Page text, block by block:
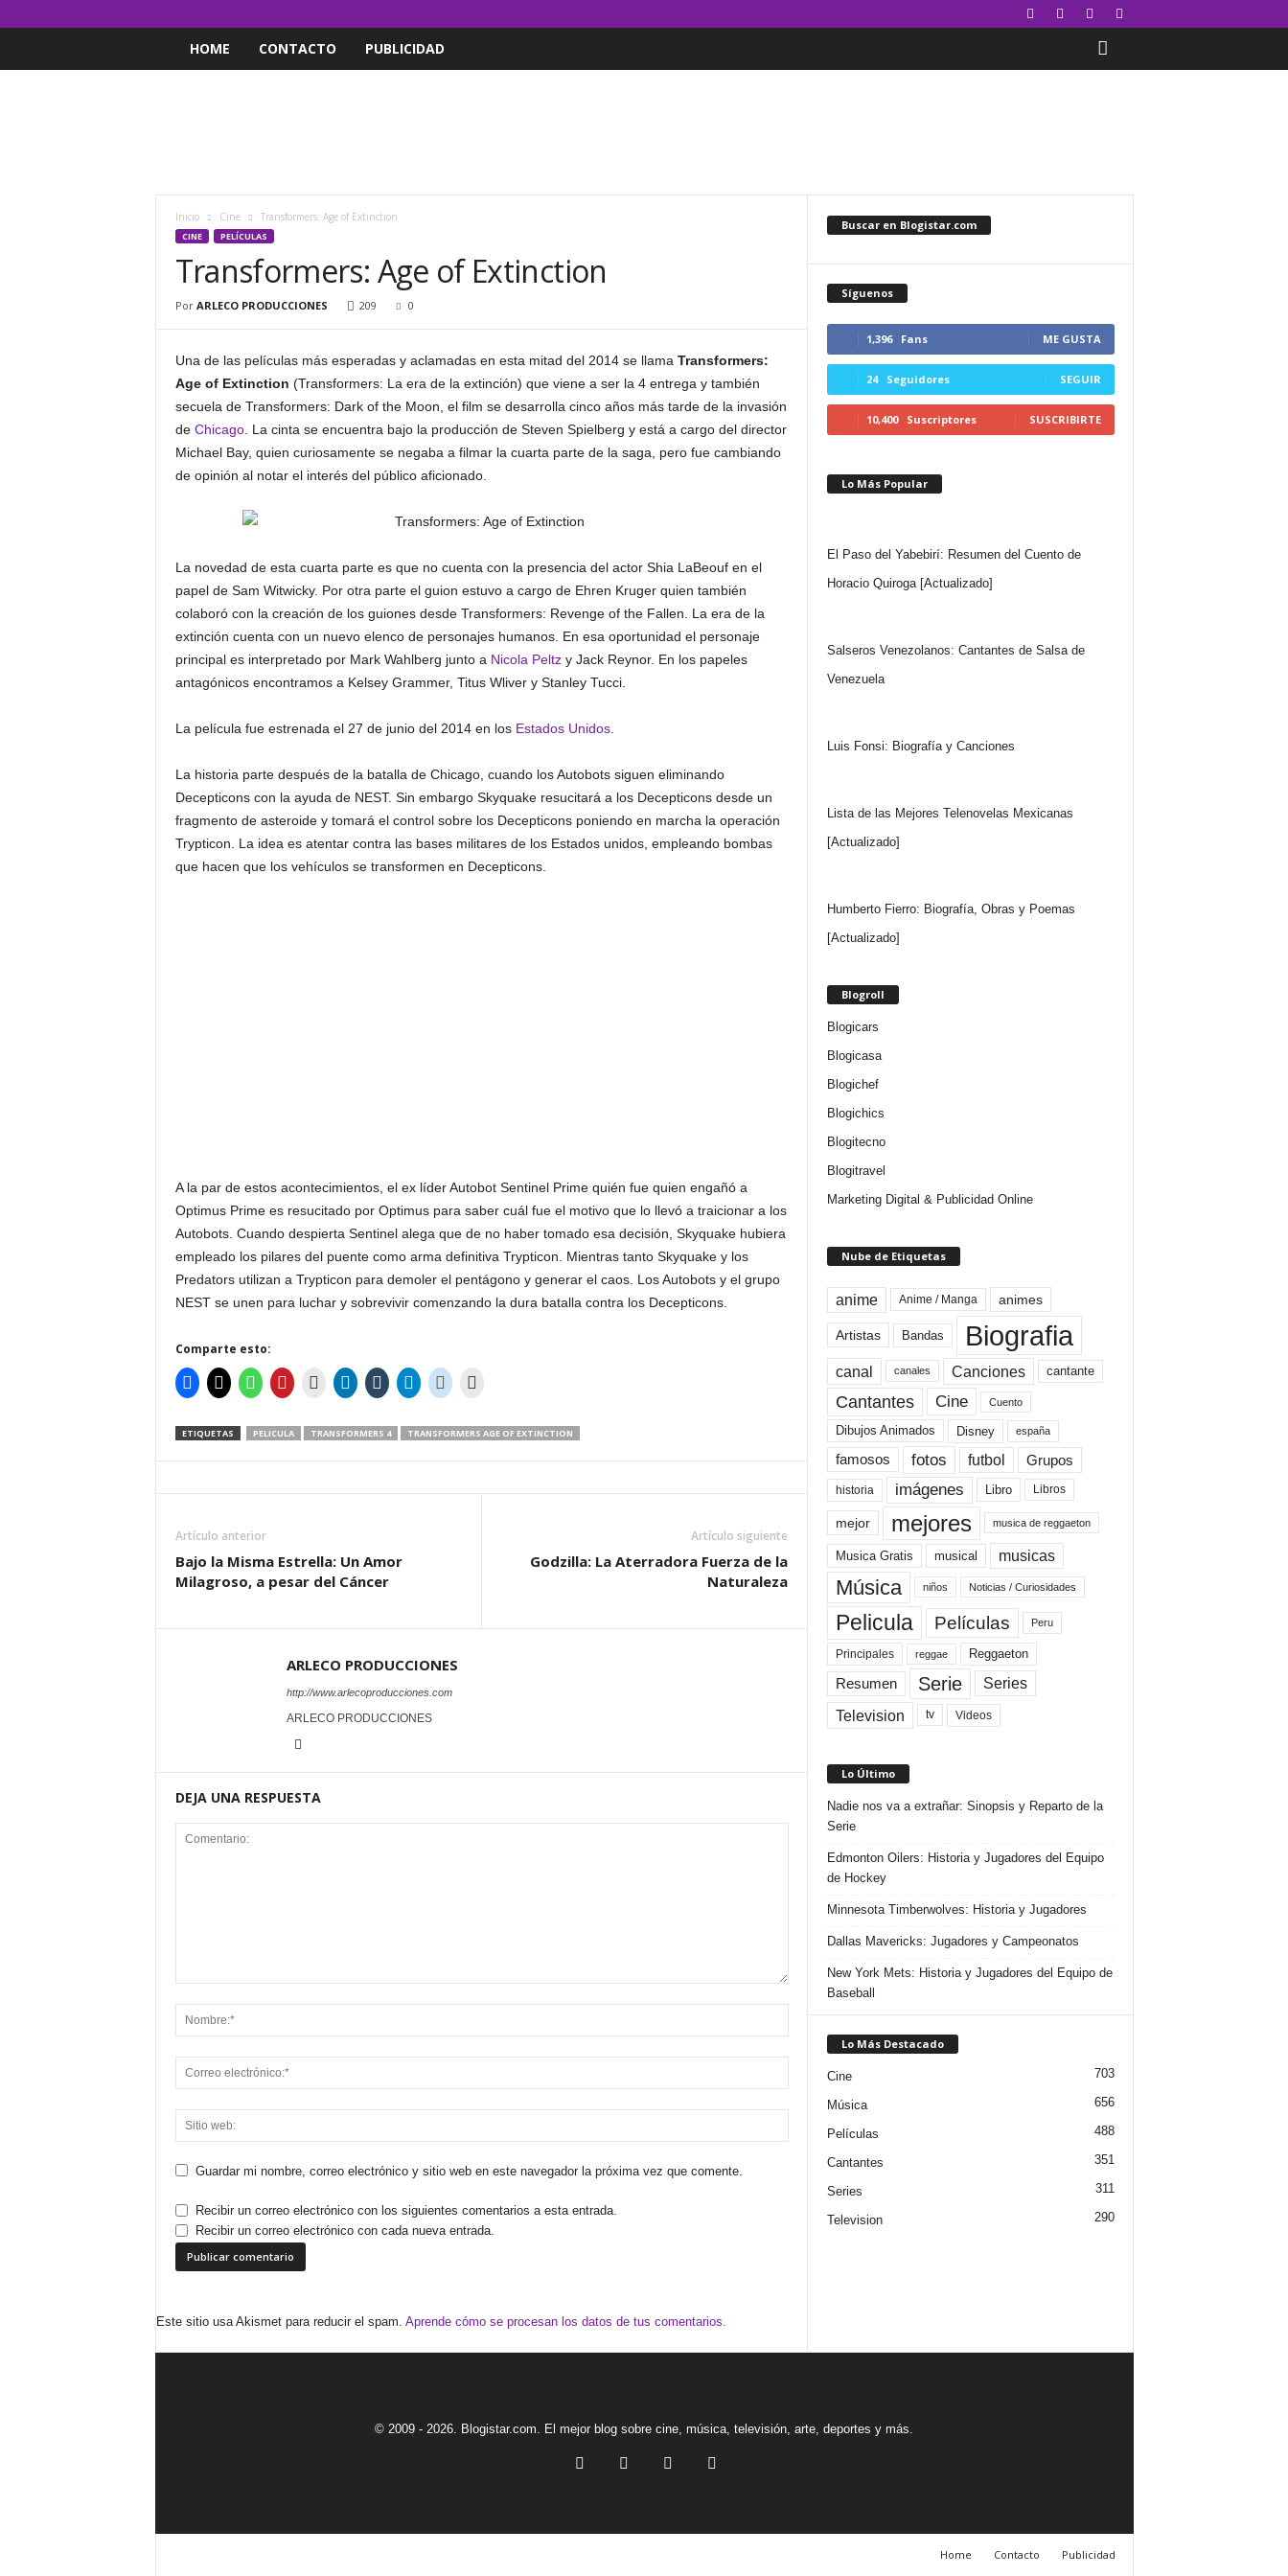
HOME CONTACTO PUBLICIDAD
Inicio Cine Transformers: Age of Extinction
CINE PELÍCULAS
Transformers: Age of Extinction
Por ARLECO PRODUCCIONES 209 0
Una de las películas más esperadas y aclamadas en esta mitad del 2014 se llama Transformers:
Age of Extinction (Transformers: La era de la extinción) que viene a ser la 4 entrega y también
secuela de Transformers: Dark of the Moon, el film se desarrolla cinco años más tarde de la invasión
de Chicago. La cinta se encuentra bajo la producción de Steven Spielberg y está a cargo del director
Michael Bay, quien curiosamente se negaba a filmar la cuarta parte de la saga, pero fue cambiando
de opinión al notar el interés del público aficionado.
La novedad de esta cuarta parte es que no cuenta con la presencia del actor Shia LaBeouf en el
papel de Sam Witwicky. Por otra parte el guion estuvo a cargo de Ehren Kruger quien también
colaboró con la creación de los guiones desde Transformers: Revenge of the Fallen. La era de la
extinción cuenta con un nuevo elenco de personajes humanos. En esa oportunidad el personaje
principal es interpretado por Mark Wahlberg junto a Nicola Peltzy Jack Reynor. En los papeles
antagónicos encontramos a Kelsey Grammer, Titus Wliver y Stanley Tucci.
La película fue estrenada el 27 de junio del 2014 en los Estados Unidos.
La historia parte después de la batalla de Chicago, cuando los Autobots siguen eliminando
Decepticons con la ayuda de NEST. Sin embargo Skyquake resucitará a los Decepticons desde un
fragmento de asteroide y tomará el control sobre los Decepticons poniendo en marcha la operación
Trypticon. La idea es atentar contra las bases militares de los Estados unidos, empleando bombas
que hacen que los vehículos se transformen en Decepticons.
A la par de estos acontecimientos, el ex líder Autobot Sentinel Prime quién fue quien engañó a
Optimus Prime es resucitado por Optimus para saber cuál fue el motivo que lo llevó a traicionar a los
Autobots. Cuando despierta Sentinel alega que de no haber tomado esa decisión, Skyquake hubiera
empleado los pilares del puente como arma definitiva Trypticon. Mientras tanto Skyquake y los
Predators utilizan a Trypticon para demoler el pentágono y generar el caos. Los Autobots y el grupo
NEST se unen para luchar y sobrevivir comenzando la dura batalla contra los Decepticons.
Comparte esto:
ETIQUETAS PELICULA TRANSFORMERS 4 TRANSFORMERS AGE OF EXTINCTION
Artículo anterior
Bajo la Misma Estrella: Un Amor
Milagroso, a pesar del Cáncer
Artículo siguiente
Godzilla: La Aterradora Fuerza de la
Naturaleza
ARLECO PRODUCCIONES
http://www.arlecoproducciones.com
ARLECO PRODUCCIONES
DEJA UNA RESPUESTA
Guardar mi nombre, correo electrónico y sitio web en este navegador la próxima vez que comente.
Recibir un correo electrónico con los siguientes comentarios a esta entrada.
Recibir un correo electrónico con cada nueva entrada.
Este sitio usa Akismet para reducir el spam. Aprende cómo se procesan los datos de tus comentarios.
Buscar en Blogistar.com
Síguenos
1,396 Fans ME GUSTA
24 Seguidores SEGUIR
10,400 Suscriptores SUSCRIBIRTE
Lo Más Popular
El Paso del Yabebirí: Resumen del Cuento de
Horacio Quiroga [Actualizado]
Salseros Venezolanos: Cantantes de Salsa de
Venezuela
Luis Fonsi: Biografía y Canciones
Lista de las Mejores Telenovelas Mexicanas
[Actualizado]
Humberto Fierro: Biografía, Obras y Poemas
[Actualizado]
Blogroll
Blogicars
Blogicasa
Blogichef
Blogichics
Blogitecno
Blogitravel
Marketing Digital & Publicidad Online
Nube de Etiquetas
anime Anime / Manga animes
Artistas Bandas Biografia
canal canales Canciones cantante
Cantantes Cine Cuento
Dibujos Animados Disney españa
famosos fotos futbol Grupos
historia imágenes Libro Libros
mejor mejores musica de reggaeton
Musica Gratis musical musicas
Música niños Noticias / Curiosidades
Pelicula Películas Peru
Principales reggae Reggaeton
Resumen Serie Series
Television tv Videos
Lo Último
Nadie nos va a extrañar: Sinopsis y Reparto de la
Serie
Edmonton Oilers: Historia y Jugadores del Equipo
de Hockey
Minnesota Timberwolves: Historia y Jugadores
Dallas Mavericks: Jugadores y Campeonatos
New York Mets: Historia y Jugadores del Equipo de
Baseball
Lo Más Destacado
Cine 703
Música 656
Películas 488
Cantantes 351
Series 311
Television 290
© 2009 - 2026. Blogistar.com. El mejor blog sobre cine, música, televisión, arte, deportes y más.
Home Contacto Publicidad